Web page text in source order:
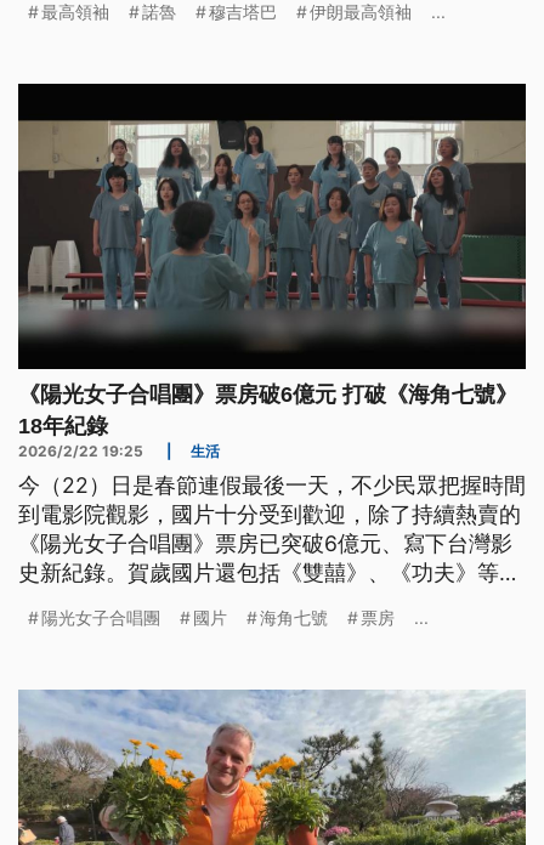
最高領袖 諾魯 穆吉塔巴 伊朗最高領袖 ...
《陽光女子合唱團》票房破6億元 打破《海角七號》
18年紀錄
2026/2/22 19:25 生活
今（22）日是春節連假最後一天，不少民眾把握時間
到電影院觀影，國片十分受到歡迎，除了持續熱賣的
《陽光女子合唱團》票房已突破6億元、寫下台灣影
史新紀錄。賀歲國片還包括《雙囍》、《功夫》等，
陽光女子合唱團 國片 海角七號 票房 ...